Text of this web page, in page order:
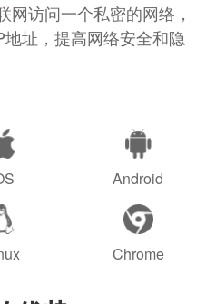
访问一个私密的网络，
址，提高网络安全和隐
Android
Chrome